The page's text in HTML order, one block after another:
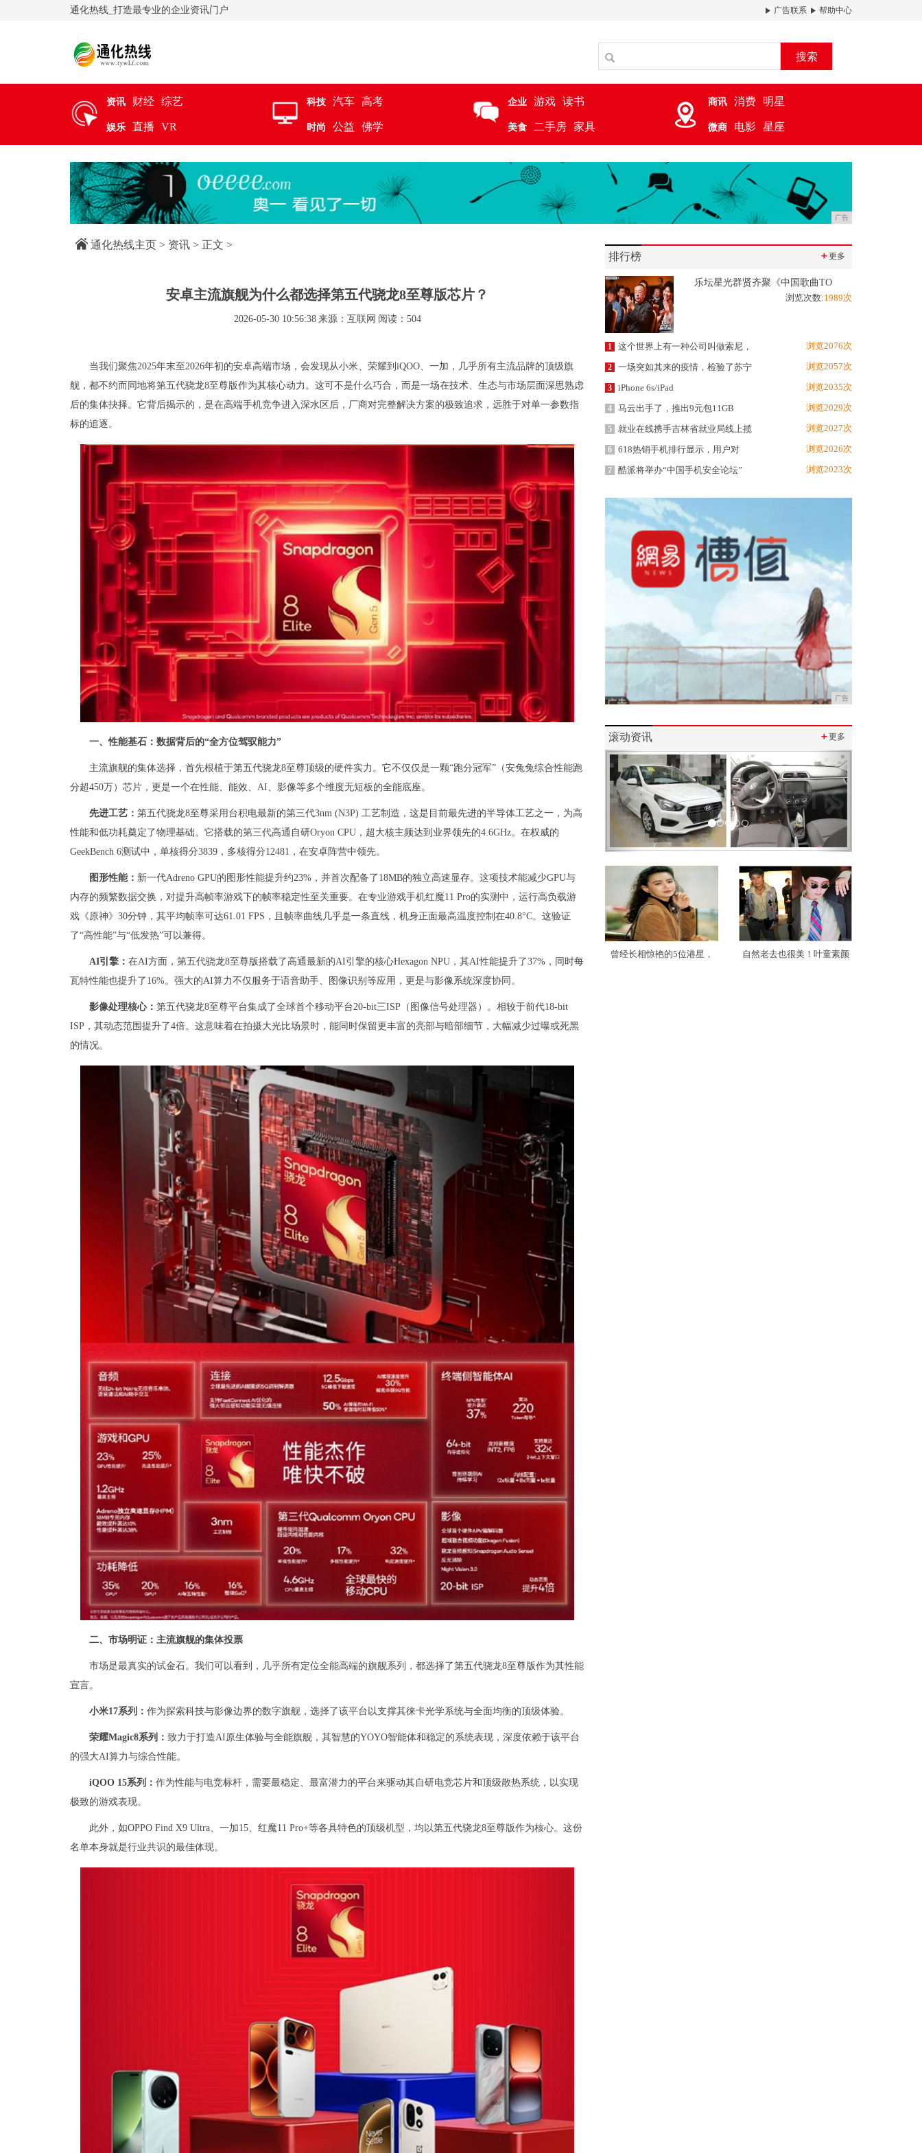
通化热线_打造最专业的企业资讯门户 广告联系 帮助中心
搜索
资讯 财经 综艺
娱乐 直播 VR
科技 汽车 高考
时尚 公益 佛学
企业 游戏 读书
美食 二手房 家具
商讯 消费 明星
微商 电影 星座
广告
通化热线主页 > 资讯 > 正文 >
安卓主流旗舰为什么都选择第五代骁龙8至尊版芯片？
2026-05-30 10:56:38 来源：互联网 阅读：504
当我们聚焦2025年末至2026年初的安卓高端市场，会发现从小米、荣耀到iQOO、一加，几乎所有主流品牌的顶级旗
舰，都不约而同地将第五代骁龙8至尊版作为其核心动力。这可不是什么巧合，而是一场在技术、生态与市场层面深思熟虑
后的集体抉择。它背后揭示的，是在高端手机竞争进入深水区后，厂商对完整解决方案的极致追求，远胜于对单一参数指
标的追逐。
一、性能基石：数据背后的“全方位驾驭能力”
主流旗舰的集体选择，首先根植于第五代骁龙8至尊顶级的硬件实力。它不仅仅是一颗“跑分冠军”（安兔兔综合性能跑
分超450万）芯片，更是一个在性能、能效、AI、影像等多个维度无短板的全能底座。
先进工艺： 第五代骁龙8至尊采用台积电最新的第三代3nm (N3P) 工艺制造，这是目前最先进的半导体工艺之一，为高
性能和低功耗奠定了物理基础。它搭载的第三代高通自研Oryon CPU，超大核主频达到业界领先的4.6GHz。在权威的
GeekBench 6测试中，单核得分3839，多核得分12481，在安卓阵营中领先。
图形性能： 新一代Adreno GPU的图形性能提升约23%，并首次配备了18MB的独立高速显存。这项技术能减少GPU与
内存的频繁数据交换，对提升高帧率游戏下的帧率稳定性至关重要。在专业游戏手机红魔11 Pro的实测中，运行高负载游
戏《原神》30分钟，其平均帧率可达61.01 FPS，且帧率曲线几乎是一条直线，机身正面最高温度控制在40.8°C。这验证
了“高性能”与“低发热”可以兼得。
AI引擎： 在AI方面，第五代骁龙8至尊版搭载了高通最新的AI引擎的核心Hexagon NPU，其AI性能提升了37%，同时每
瓦特性能也提升了16%。强大的AI算力不仅服务于语音助手、图像识别等应用，更是与影像系统深度协同。
影像处理核心： 第五代骁龙8至尊平台集成了全球首个移动平台20-bit三ISP（图像信号处理器）。相较于前代18-bit
ISP，其动态范围提升了4倍。这意味着在拍摄大光比场景时，能同时保留更丰富的亮部与暗部细节，大幅减少过曝或死黑
的情况。
二、市场明证：主流旗舰的集体投票
市场是最真实的试金石。我们可以看到，几乎所有定位全能高端的旗舰系列，都选择了第五代骁龙8至尊版作为其性能
宣言。
小米17系列： 作为探索科技与影像边界的数字旗舰，选择了该平台以支撑其徕卡光学系统与全面均衡的顶级体验。
荣耀Magic8系列： 致力于打造AI原生体验与全能旗舰，其智慧的YOYO智能体和稳定的系统表现，深度依赖于该平台
的强大AI算力与综合性能。
iQOO 15系列： 作为性能与电竞标杆，需要最稳定、最富潜力的平台来驱动其自研电竞芯片和顶级散热系统，以实现
极致的游戏表现。
此外，如OPPO Find X9 Ultra、一加15、红魔11 Pro+等各具特色的顶级机型，均以第五代骁龙8至尊版作为核心。这份
名单本身就是行业共识的最佳体现。
排行榜 ＋更多
乐坛星光群贤齐聚《中国歌曲TO
浏览次数:1989次
1 这个世界上有一种公司叫做索尼， 浏览2076次
2 一场突如其来的疫情，检验了苏宁 浏览2057次
3 iPhone 6s/iPad 浏览2035次
4 马云出手了，推出9元包11GB 浏览2029次
5 就业在线携手吉林省就业局线上揽 浏览2027次
6 618热销手机排行显示，用户对 浏览2026次
7 酷派将举办“中国手机安全论坛” 浏览2023次
广告
滚动资讯 ＋更多
Previous Next
曾经长相惊艳的5位港星， 自然老去也很美！叶童素颜